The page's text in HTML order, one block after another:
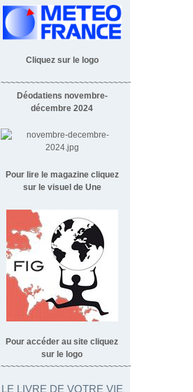
Cliquez sur le logo
~~~~~~~~~~~~~~~~~~~~~~~~~~~~~~~~~~~~
Déodatiens novembre-
décembre 2024
Pour lire le magazine cliquez
sur le visuel de Une
Pour accéder au site cliquez
sur le logo
~~~~~~~~~~~~~~~~~~~~~~~~~~~~~~~~~
LE LIVRE DE VOTRE VIE